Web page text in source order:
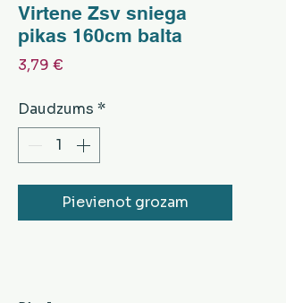
Virtene Zsv sniega
pikas 160cm balta
3,79 €
Daudzums *
Pievienot grozam